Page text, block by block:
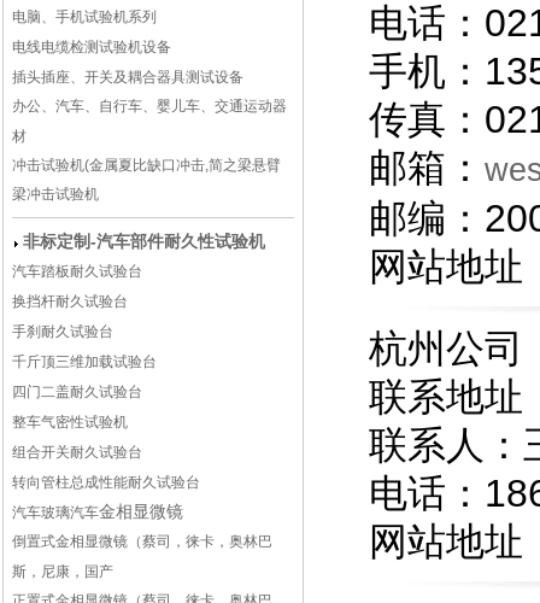
电脑、手机试验机系列
电线电缆检测试验机设备
插头插座、开关及耦合器具测试设备
办公、汽车、自行车、婴儿车、交通运动器
材
冲击试验机(金属夏比缺口冲击,简之梁悬臂
梁冲击试验机
非标定制-汽车部件耐久性试验机
汽车踏板耐久试验台
换挡杆耐久试验台
手刹耐久试验台
千斤顶三维加载试验台
四门二盖耐久试验台
整车气密性试验机
组合开关耐久试验台
转向管柱总成性能耐久试验台
汽车玻璃汽车金相显微镜
倒置式金相显微镜（蔡司，徕卡，奥林巴
斯，尼康，国产
电话：
手机：
传真：
邮箱：
邮编：
网站地址
杭州公司
联系地址
联系人：
电话：
网站地址